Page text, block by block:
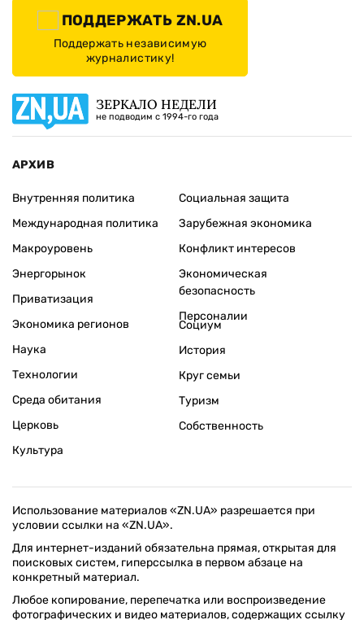
ПОДДЕРЖАТЬ ZN.UA
Поддержать независимую
журналистику!
ЗЕРКАЛО НЕДЕЛИ
не подводим с 1994-го года
АРХИВ
Внутренняя политика
Международная политика
Макроуровень
Энергорынок
Приватизация
Экономика регионов
Социальная защита
Зарубежная экономика
Конфликт интересов
Экономическая
безопасность
Персоналии
Наука
Технологии
Среда обитания
Церковь
Культура
Социум
История
Круг семьи
Туризм
Собственность
Использование материалов «ZN.UA» разрешается при
условии ссылки на «ZN.UA».
Для интернет-изданий обязательна прямая, открытая для
поисковых систем, гиперссылка в первом абзаце на
конкретный материал.
Любое копирование, перепечатка или воспроизведение
фотографических и видео материалов, содержащих ссылку